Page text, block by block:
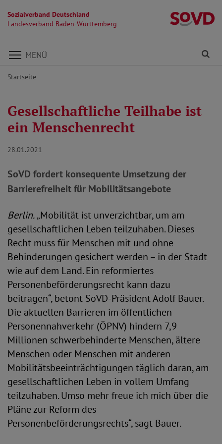
Sozialverband Deutschland
Landesverband Baden-Württemberg
Direkt zu den Inhalten springen
MENÜ
Startseite
Gesellschaftliche Teilhabe ist
ein Menschenrecht
28.01.2021
SoVD fordert konsequente Umsetzung der
Barrierefreiheit für Mobilitätsangebote
Berlin.„Mobilität ist unverzichtbar, um am
gesellschaftlichen Leben teilzuhaben. Dieses
Recht muss für Menschen mit und ohne
Behinderungen gesichert werden – in der Stadt
wie auf dem Land. Ein reformiertes
Personenbeförderungsrecht kann dazu
beitragen“, betont SoVD-Präsident Adolf Bauer.
Die aktuellen Barrieren im öffentlichen
Personennahverkehr (ÖPNV) hindern 7,9
Millionen schwerbehinderte Menschen, ältere
Menschen oder Menschen mit anderen
Mobilitätsbeeinträchtigungen täglich daran, am
gesellschaftlichen Leben in vollem Umfang
teilzuhaben. Umso mehr freue ich mich über die
Pläne zur Reform des
Personenbeförderungsrechts“, sagt Bauer.